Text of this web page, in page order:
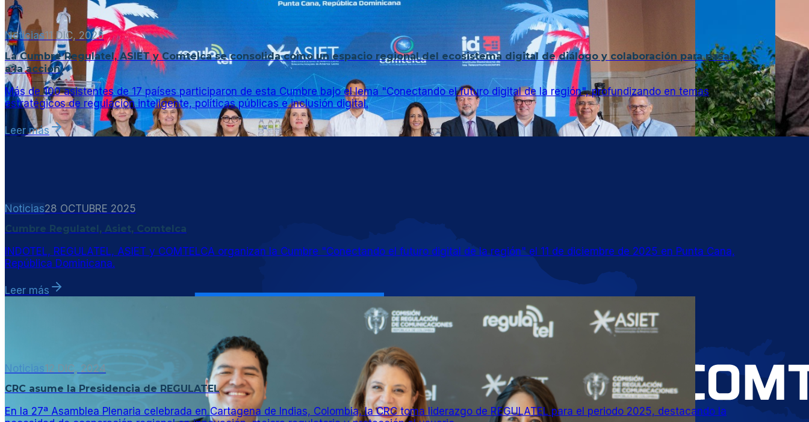
Noticias11 DIC, 2025
La Cumbre Regulatel, ASIET y Comtelca se consolida como un espacio regional del ecosistema digital de diálogo y colaboración para pasar
a la acción
Más de 100 asistentes de 17 países participaron de esta Cumbre bajo el lema "Conectando el futuro digital de la región", profundizando en temas
estratégicos de regulación inteligente, políticas públicas e inclusión digital.
Leer más
Noticias28 OCTUBRE 2025
Cumbre Regulatel, Asiet, Comtelca
INDOTEL, REGULATEL, ASIET y COMTELCA organizan la Cumbre "Conectando el futuro digital de la región" el 11 de diciembre de 2025 en Punta Cana,
República Dominicana.
Leer más
Noticias12 DIC, 2024
CRC asume la Presidencia de REGULATEL
En la 27ª Asamblea Plenaria celebrada en Cartagena de Indias, Colombia, la CRC toma liderazgo de REGULATEL para el periodo 2025, destacando la